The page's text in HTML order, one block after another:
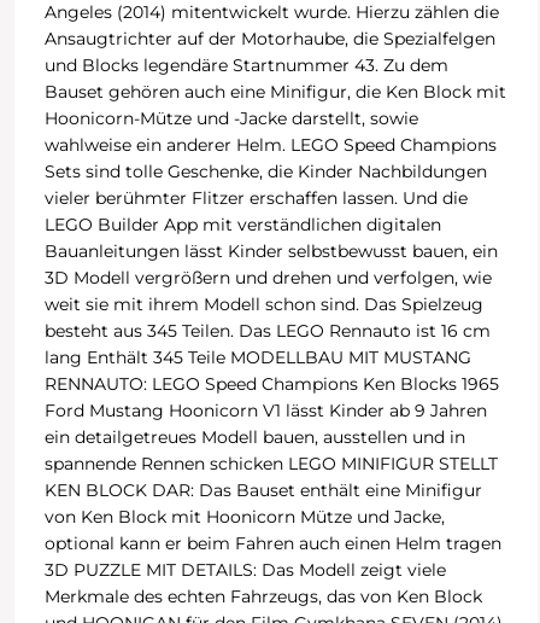
Angeles (2014) mitentwickelt wurde. Hierzu zählen die
Ansaugtrichter auf der Motorhaube, die Spezialfelgen
und Blocks legendäre Startnummer 43. Zu dem
Bauset gehören auch eine Minifigur, die Ken Block mit
Hoonicorn-Mütze und -Jacke darstellt, sowie
wahlweise ein anderer Helm. LEGO Speed Champions
Sets sind tolle Geschenke, die Kinder Nachbildungen
vieler berühmter Flitzer erschaffen lassen. Und die
LEGO Builder App mit verständlichen digitalen
Bauanleitungen lässt Kinder selbstbewusst bauen, ein
3D Modell vergrößern und drehen und verfolgen, wie
weit sie mit ihrem Modell schon sind. Das Spielzeug
besteht aus 345 Teilen. Das LEGO Rennauto ist 16 cm
lang Enthält 345 Teile MODELLBAU MIT MUSTANG
RENNAUTO: LEGO Speed Champions Ken Blocks 1965
Ford Mustang Hoonicorn V1 lässt Kinder ab 9 Jahren
ein detailgetreues Modell bauen, ausstellen und in
spannende Rennen schicken LEGO MINIFIGUR STELLT
KEN BLOCK DAR: Das Bauset enthält eine Minifigur
von Ken Block mit Hoonicorn Mütze und Jacke,
optional kann er beim Fahren auch einen Helm tragen
3D PUZZLE MIT DETAILS: Das Modell zeigt viele
Merkmale des echten Fahrzeugs, das von Ken Block